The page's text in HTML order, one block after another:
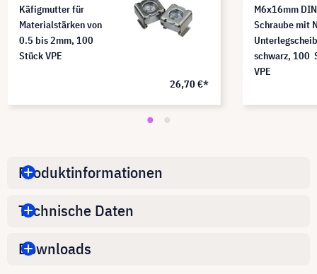
Käfigmutter für
Materialstärken von
0.5 bis 2mm, 100
Stück VPE
26,70 €*
M6x16mm
Schraube mit
schwarz, 100
VPE
Produktinformationen
Technische Daten
Downloads